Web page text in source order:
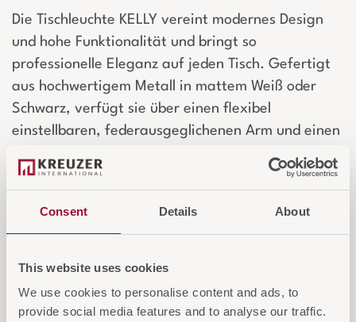
Consent Details About
This website uses cookies
We use cookies to personalise content and ads, to
provide social media features and to analyse our traffic.
Die Tischleuchte KELLY vereint modernes Design
und hohe Funktionalität und bringt so
professionelle Eleganz auf jeden Tisch. Gefertigt
aus hochwertigem Metall in mattem Weiß oder
Schwarz, verfügt sie über einen flexibel
einstellbaren, federausgeglichenen Arm und einen
Lichtausrichtung ermöglichen. Mit klarer
KELLY ideal in moderne Arbeits- oder Lesezonen.
Login für Preise und Warenkorb